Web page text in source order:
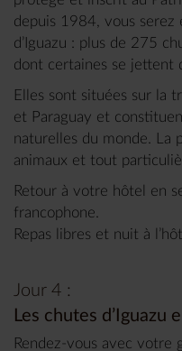
depuis 1984, vous serez
d’Iguazu : plus de 275
dont certaines se jettent
Elles sont situées sur la
et Paraguay et
naturelles du monde. La
animaux et tout
Retour à votre hôtel en
francophone.
Repas libres et nuit à
Jour 4 :
Les chutes d’Iguazu
Rendez-vous avec votre